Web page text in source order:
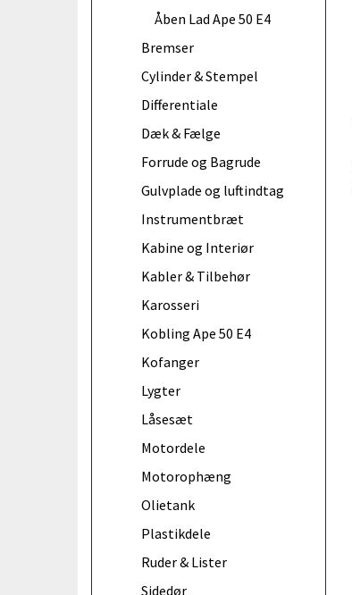
Åben Lad Ape 50 E4
Bremser
Cylinder & Stempel
Differentiale
Dæk & Fælge
Forrude og Bagrude
Gulvplade og luftindtag
Instrumentbræt
Kabine og Interiør
Kabler & Tilbehør
Karosseri
Kobling Ape 50 E4
Kofanger
Lygter
Låsesæt
Motordele
Motorophæng
Olietank
Plastikdele
Ruder & Lister
Sidedør